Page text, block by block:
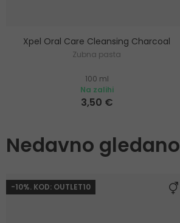
Xpel Oral Care Cleansing Charcoal
Zubna pasta
100 ml
Na zalihi
3,50 €
Nedavno gledano
-10%. KOD: OUTLET10